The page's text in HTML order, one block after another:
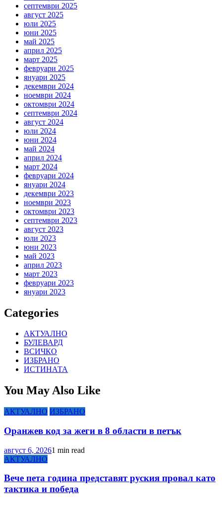
септември 2025
август 2025
юли 2025
юни 2025
май 2025
април 2025
март 2025
февруари 2025
януари 2025
декември 2024
ноември 2024
октомври 2024
септември 2024
август 2024
юли 2024
юни 2024
май 2024
април 2024
март 2024
февруари 2024
януари 2024
декември 2023
ноември 2023
октомври 2023
септември 2023
август 2023
юли 2023
юни 2023
май 2023
април 2023
март 2023
февруари 2023
януари 2023
Categories
АКТУАЛНО
БУЛЕВАРД
ВСИЧКО
ИЗБРАНО
ИСТИНАТА
You May Also Like
АКТУАЛНО ИЗБРАНО
Оранжев код за жеги в 8 области в петък
август 6, 20261 min read
АКТУАЛНО
Вече пета година представят руския провал като
тактика и победа